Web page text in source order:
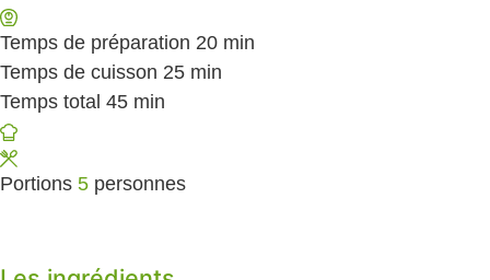
Temps de préparation 20 minutes
min
Temps de cuisson 25 minutes
min
Temps total 45 minutes
min
Portions 5 personnes